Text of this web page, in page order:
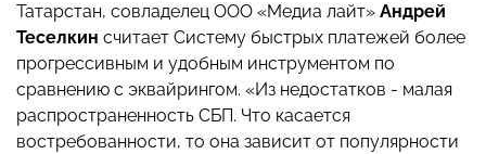
Татарстан, совладелец ООО «Медиа лайт» Андрей
Теселкин считает Систему быстрых платежей более
прогрессивным и удобным инструментом по
сравнению с эквайрингом. «Из недостатков - малая
распространенность СБП. Что касается
востребованности, то она зависит от популярности